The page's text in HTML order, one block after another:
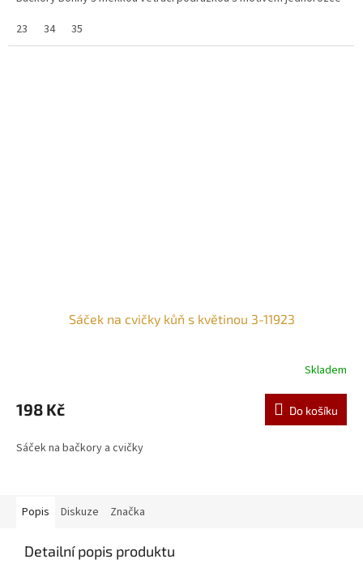
23
34 35
Sáček na cvičky kůň s květinou 3-11923
Skladem
198 Kč Do košíku
Sáček na bačkory a cvičky
Popis Diskuze Značka
Detailní popis produktu